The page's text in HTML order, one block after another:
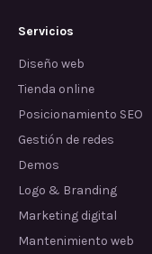
Servicios
Diseño web
Tienda online
Posicionamiento SEO
Gestión de redes
Demos
Logo & Branding
Marketing digital
Mantenimiento web